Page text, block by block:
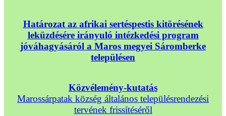
Határozat az afrikai sertéspestis kitörésének
leküzdésére irányuló intézkedési program
jóváhagyásáról a Maros megyei Sáromberke
településen
Közvélemény-kutatás
Marossárpatak község általános településrendezési
tervének frissítéséről